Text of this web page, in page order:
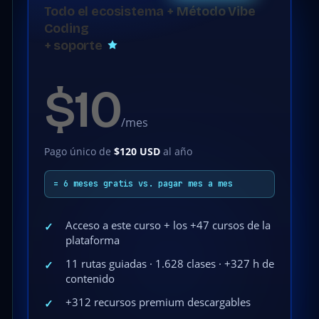
Todo el ecosistema + Método Vibe
Coding
+ soporte
$10/mes
Pago único de $120 USDal año
= 6 meses gratis vs. pagar mes a mes
✓
Acceso a este curso + los +47 cursos de la
plataforma
✓
11 rutas guiadas · 1.628 clases · +327 h de
contenido
✓
+312 recursos premium descargables